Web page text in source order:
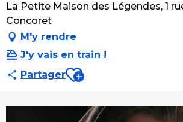
La Petite Maison des Légendes, 1
Concoret
M'y rendre
J'y vais en train !
PartagerAjouter aux favoris